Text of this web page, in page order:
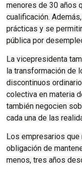
menores de 30 años
cualificación.
prácticas y se
pública por
La vicepresidenta
la transformación de
discontinuos
colectiva en materia
también negocien
cada una de las
Los empresarios que
obligación de
menos, tres años